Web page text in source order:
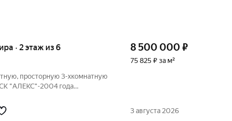
· 2 этаж из 6
просторную 3-хкомнатную
"АЛЕКС"-2004 года
проводка медная, стены
8 500 000 ₽
75 825 ₽ за м²
3 августа 2026